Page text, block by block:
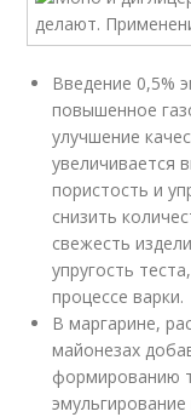
Введение 0,5%
повышенное
улучшение
увеличивается
пористость и
снизить
свежесть
упругость
процессе варки.
В маргарине,
майонезах
формированию